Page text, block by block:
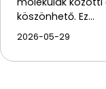
köszönhető. Ez…
2026-05-29